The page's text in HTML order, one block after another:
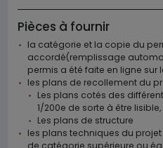
Pièces à fournir
la catégorie et la copie du
accordé(remplissage
permis a été faite en ligne sur
les plans de recollement du
Les plans cotés des
1/200e de sorte à être lisible,
Les plans de structure
les plans techniques du
de catégorie supérieure ou